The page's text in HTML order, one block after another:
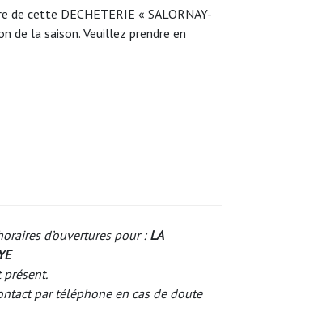
cette DECHETERIE « SALORNAY-
de la saison. Veuillez prendre en
d’ouvertures pour : LA
par téléphone en cas de doute